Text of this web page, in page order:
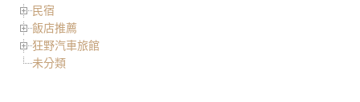
民宿
飯店推薦
狂野汽車旅館
未分類